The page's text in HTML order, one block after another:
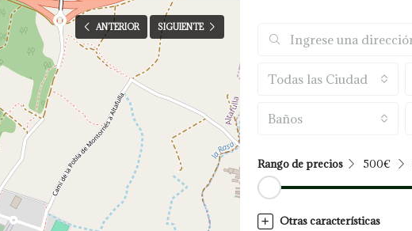
ANTERIOR SIGUIENTE
Todas las Ciudades
Baños
Rango de precios 500€
Otras características